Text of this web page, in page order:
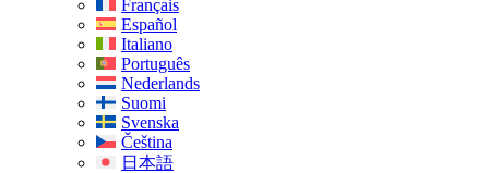
Français
Español
Italiano
Português
Nederlands
Suomi
Svenska
Čeština
日本語